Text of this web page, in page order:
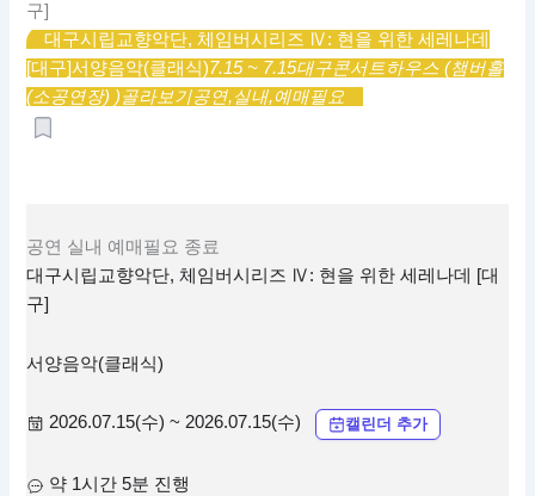
구]
대구시립교향악단, 체임버시리즈 Ⅳ: 현을 위한 세레나데
[대구]서양음악(클래식)7.15 ~ 7.15대구콘서트하우스 (챔버홀
(소공연장) )골라보기공연,실내,예매필요
공연 실내 예매필요 종료
대구시립교향악단, 체임버시리즈 Ⅳ: 현을 위한 세레나데 [대
구]
서양음악(클래식)
2026.07.15(수) ~ 2026.07.15(수) 캘린더 추가
약 1시간 5분 진행